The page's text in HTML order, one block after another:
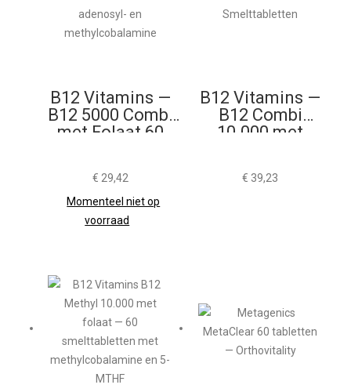
B12 Vitamins —
B12 5000 Combi
met Folaat 60
€ 29,42
Momenteel niet op
voorraad
B12 Vitamins —
B12 Combi
10.000 met
Smelttabletten
€ 39,23